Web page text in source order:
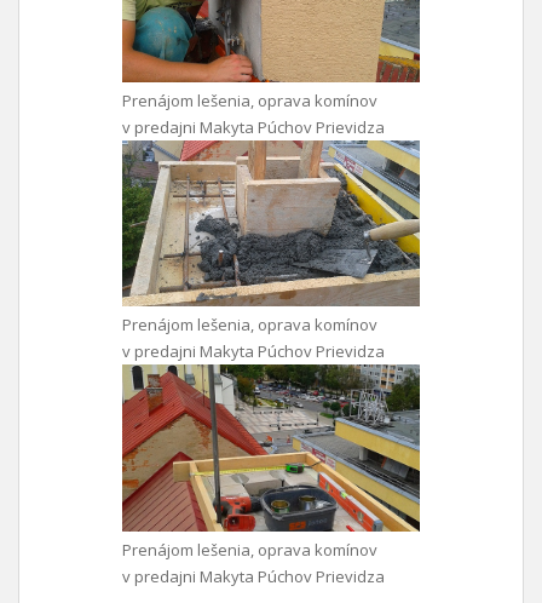
Prenájom lešenia, oprava komínov
v predajni Makyta Púchov Prievidza
Prenájom lešenia, oprava komínov
v predajni Makyta Púchov Prievidza
Prenájom lešenia, oprava komínov
v predajni Makyta Púchov Prievidza